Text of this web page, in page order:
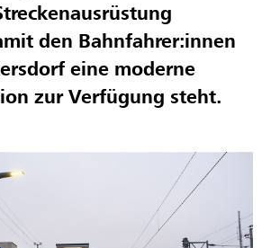
den Bahnfahrer:innen
eine moderne
zur Verfügung steht.